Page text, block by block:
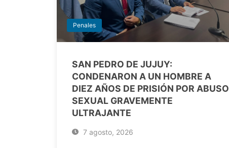
Penales
SAN PEDRO DE JUJUY:
CONDENARON A UN HOMBRE A
DIEZ AÑOS DE PRISIÓN POR ABUSO
SEXUAL GRAVEMENTE
ULTRAJANTE
7 agosto, 2026